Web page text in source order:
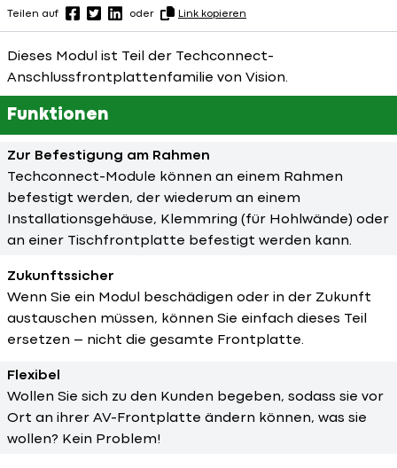
Teilen auf oder Link kopieren
Dieses Modul ist Teil der Techconnect-
Anschlussfrontplattenfamilie von Vision.
Funktionen
Zur Befestigung am Rahmen
Techconnect-Module können an einem Rahmen
befestigt werden, der wiederum an einem
Installationsgehäuse, Klemmring (für Hohlwände) oder
an einer Tischfrontplatte befestigt werden kann.
Zukunftssicher
Wenn Sie ein Modul beschädigen oder in der Zukunft
austauschen müssen, können Sie einfach dieses Teil
ersetzen – nicht die gesamte Frontplatte.
Flexibel
Wollen Sie sich zu den Kunden begeben, sodass sie vor
Ort an ihrer AV-Frontplatte ändern können, was sie
wollen? Kein Problem!